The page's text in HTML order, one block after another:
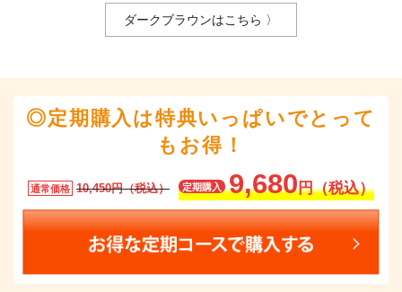
ダークブラウンはこちら 〉
◎定期購入は特典いっぱいでとって
もお得！
通常価格 10,450円（税込） 定期購入 9,680円（税込）